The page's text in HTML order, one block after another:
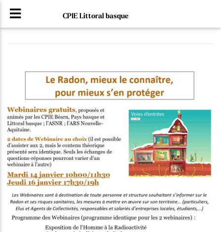
CPIE Littoral basque